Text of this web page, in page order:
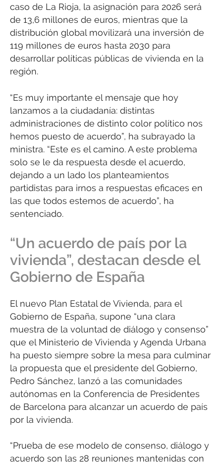
caso de La Rioja, la asignación para 2026 será
de 13,6 millones de euros, mientras que la
distribución global movilizará una inversión de
119 millones de euros hasta 2030 para
desarrollar políticas públicas de vivienda en la
región.
“Es muy importante el mensaje que hoy
lanzamos a la ciudadanía: distintas
administraciones de distinto color político nos
hemos puesto de acuerdo”, ha subrayado la
ministra. “Este es el camino. A este problema
solo se le da respuesta desde el acuerdo,
dejando a un lado los planteamientos
partidistas para irnos a respuestas eficaces en
las que todos estemos de acuerdo”, ha
sentenciado.
“Un acuerdo de país por la
vivienda”, destacan desde el
Gobierno de España
El nuevo Plan Estatal de Vivienda, para el
Gobierno de España, supone “una clara
muestra de la voluntad de diálogo y consenso”
que el Ministerio de Vivienda y Agenda Urbana
ha puesto siempre sobre la mesa para culminar
la propuesta que el presidente del Gobierno,
Pedro Sánchez, lanzó a las comunidades
autónomas en la Conferencia de Presidentes
de Barcelona para alcanzar un acuerdo de país
por la vivienda.
“Prueba de ese modelo de consenso, diálogo y
acuerdo son las 28 reuniones mantenidas con